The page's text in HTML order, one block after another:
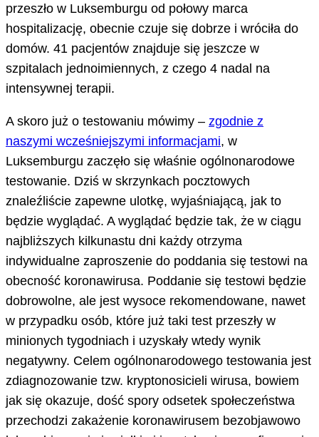
przeszło w Luksemburgu od połowy marca
hospitalizację, obecnie czuje się dobrze i wróciła do
domów. 41 pacjentów znajduje się jeszcze w
szpitalach jednoimiennych, z czego 4 nadal na
intensywnej terapii.
A skoro już o testowaniu mówimy – zgodnie z
naszymi wcześniejszymi informacjami, w
Luksemburgu zaczęło się właśnie ogólnonarodowe
testowanie. Dziś w skrzynkach pocztowych
znaleźliście zapewne ulotkę, wyjaśniającą, jak to
będzie wyglądać. A wyglądać będzie tak, że w ciągu
najbliższych kilkunastu dni każdy otrzyma
indywidualne zaproszenie do poddania się testowi na
obecność koronawirusa. Poddanie się testowi będzie
dobrowolne, ale jest wysoce rekomendowane, nawet
w przypadku osób, które już taki test przeszły w
minionych tygodniach i uzyskały wtedy wynik
negatywny. Celem ogólnonarodowego testowania jest
zdiagnozowanie tzw. kryptonosicieli wirusa, bowiem
jak się okazuje, dość spory odsetek społeczeństwa
przechodzi zakażenie koronawirusem bezobjawowo